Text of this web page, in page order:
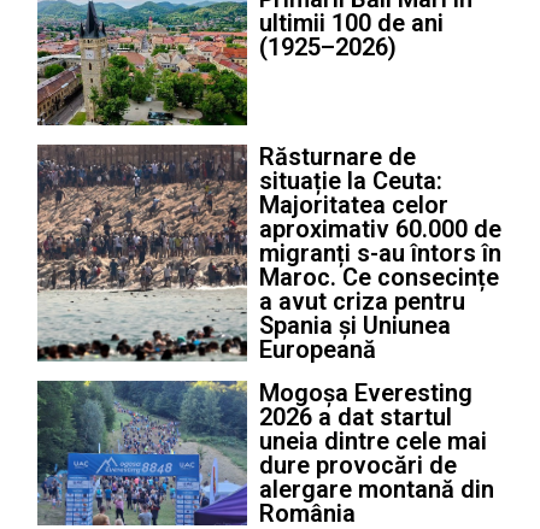
ultimii 100 de ani
(1925–2026)
Răsturnare de
situație la Ceuta:
Majoritatea celor
aproximativ 60.000 de
migranți s-au întors în
Maroc. Ce consecințe
a avut criza pentru
Spania și Uniunea
Europeană
Mogoșa Everesting
2026 a dat startul
uneia dintre cele mai
dure provocări de
alergare montană din
România